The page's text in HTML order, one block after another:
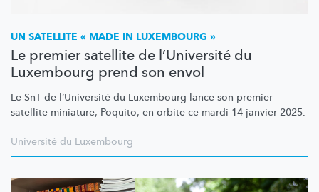
UN SATELLITE « MADE IN LUXEMBOURG »
Le premier satellite de l’Université du
Luxembourg prend son envol
Le SnT de l’Université du Luxembourg lance son premier
satellite miniature, Poquito, en orbite ce mardi 14 janvier 2025.
Université du Luxembourg